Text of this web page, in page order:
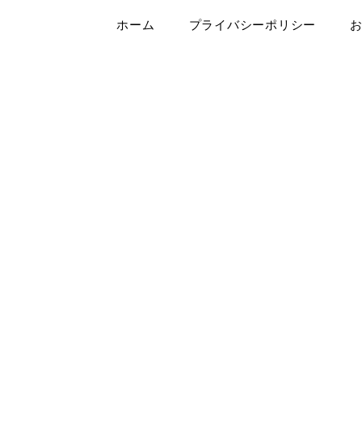
ホーム プライバシーポリシー